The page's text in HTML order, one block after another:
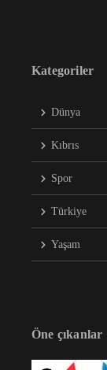
Kategoriler
Dünya
Kıbrıs
Spor
Türkiye
Yaşam
Öne çıkanlar